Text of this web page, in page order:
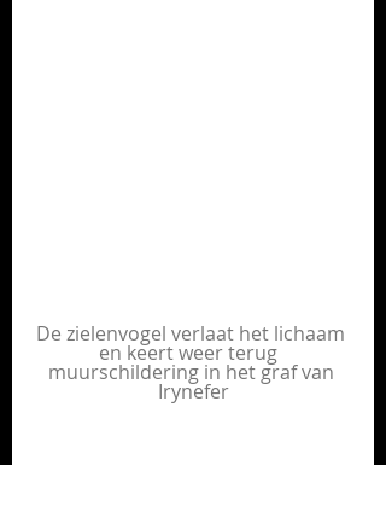
De zielenvogel verlaat het lichaam
en keert weer terug
muurschildering in het graf van
Irynefer